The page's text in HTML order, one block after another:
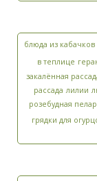
Введите ответ:*
+
блюда из кабачков
в теплице
закалённая
рассада лилии
розебудная
грядки для